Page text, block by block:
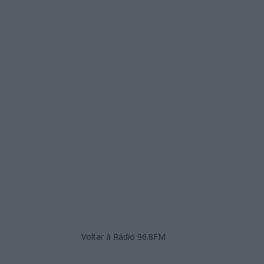
Voltar à Rádio 96.8FM